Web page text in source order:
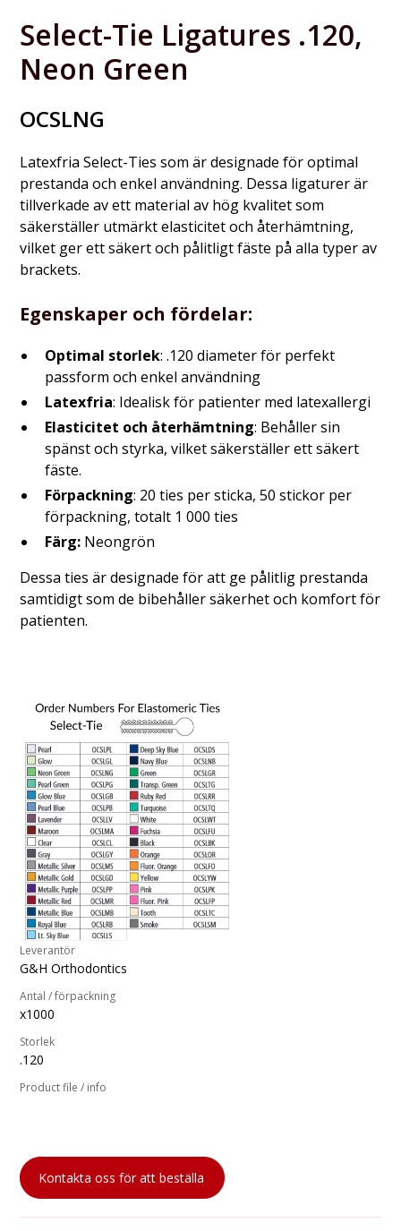
Select-Tie Ligatures .120,
Neon Green
OCSLNG
Latexfria Select-Ties som är designade för optimal
prestanda och enkel användning. Dessa ligaturer är
tillverkade av ett material av hög kvalitet som
säkerställer utmärkt elasticitet och återhämtning,
vilket ger ett säkert och pålitligt fäste på alla typer av
brackets.
Egenskaper och fördelar:
Optimal storlek: .120 diameter för perfekt
passform och enkel användning
Latexfria: Idealisk för patienter med latexallergi
Elasticitet och återhämtning: Behåller sin
spänst och styrka, vilket säkerställer ett säkert
fäste.
Förpackning: 20 ties per sticka, 50 stickor per
förpackning, totalt 1 000 ties
Färg: Neongrön
Dessa ties är designade för att ge pålitlig prestanda
samtidigt som de bibehåller säkerhet och komfort för
patienten.
Leverantör
G&H Orthodontics
Antal / förpackning
x1000
Storlek
.120
Product file / info
Kontakta oss för att beställa